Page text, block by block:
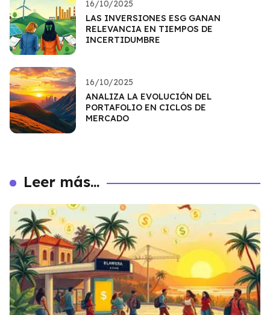
16/10/2025
LAS INVERSIONES ESG GANAN
RELEVANCIA EN TIEMPOS DE
INCERTIDUMBRE
16/10/2025
ANALIZA LA EVOLUCIÓN DEL
PORTAFOLIO EN CICLOS DE
MERCADO
Leer más...